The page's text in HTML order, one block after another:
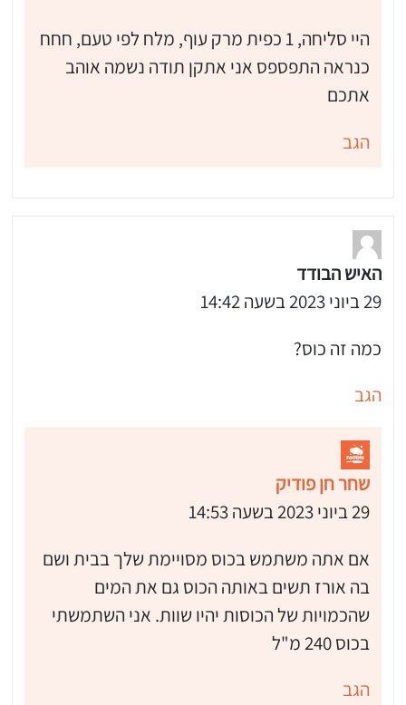
היי סליחה, 1 כפית מרק עוף, מלח לפי טעם, חחח
כנראה התפספס אני אתקן תודה נשמה אוהב
אתכם
הגב
האיש הבודד
29 ביוני 2023 בשעה 14:42
כמה זה כוס?
הגב
שחר חן פודיק
29 ביוני 2023 בשעה 14:53
אם אתה משתמש בכוס מסויימת שלך בבית ושם
בה אורז תשים באותה הכוס גם את המים
שהכמויות של הכוסות יהיו שוות. אני השתמשתי
בכוס 240 מ"ל
הגב